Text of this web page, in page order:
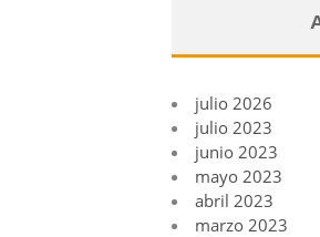
julio 2026
julio 2023
junio 2023
mayo 2023
abril 2023
marzo 2023